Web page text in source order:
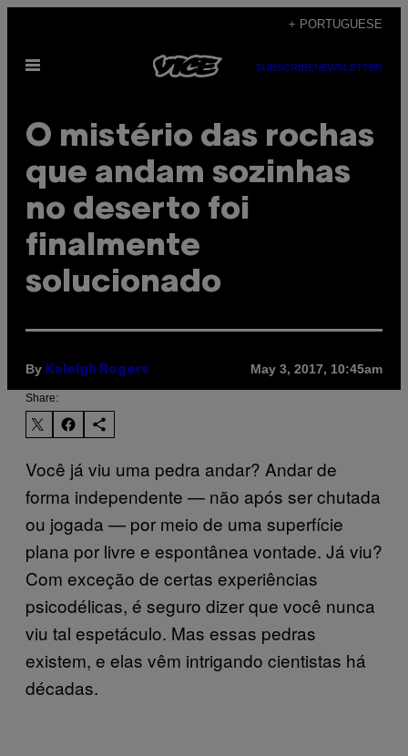
content
+ PORTUGUESE
Open
SUBSCRIBENEWSLETTER
O mistério das rochas
que andam sozinhas
no deserto foi
finalmente
solucionado
By Kaleigh Rogers May 3, 2017, 10:45am
Share:
Você já viu uma pedra andar? Andar de
forma independente — não após ser chutada
ou jogada — por meio de uma superfície
plana por livre e espontânea vontade. Já viu?
Com exceção de certas experiências
psicodélicas, é seguro dizer que você nunca
viu tal espetáculo. Mas essas pedras
existem, e elas vêm intrigando cientistas há
décadas.